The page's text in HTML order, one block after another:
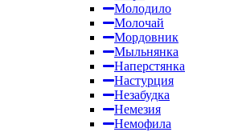
Молодило
Молочай
Мордовник
Мыльнянка
Наперстянка
Настурция
Незабудка
Немезия
Немофила